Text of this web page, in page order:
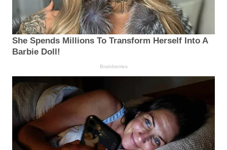
She Spends Millions To Transform Herself Into A
Barbie Doll!
Brainberries